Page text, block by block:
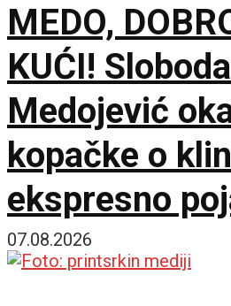
MEDO,
KUĆI!
Medojević
kopačke o
ekspresno
stručni štab
07.08.2026